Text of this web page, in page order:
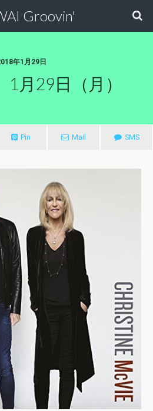
Groovin'
年1月29日
月29日（月）
Pin Mail SMS